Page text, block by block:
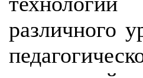
различного